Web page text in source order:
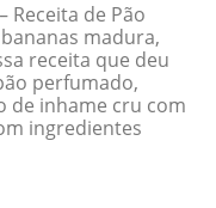
Receita de Pão
madura,
receita que deu
perfumado,
de inhame cru com
ingredientes